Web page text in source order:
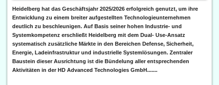
Heidelberg hat das Geschäftsjahr 2025/2026 erfolgreich genutzt, um ihre
Entwicklung zu einem breiter aufgestellten Technologieunternehmen
deutlich zu beschleunigen. Auf Basis seiner hohen Industrie- und
Systemkompetenz erschließt Heidelberg mit dem Dual- Use-Ansatz
systematisch zusätzliche Märkte in den Bereichen Defense, Sicherheit,
Energie, Ladeinfrastruktur und industrielle Systemlösungen. Zentraler
Baustein dieser Ausrichtung ist die Bündelung aller entsprechenden
Aktivitäten in der HD Advanced Technologies GmbH.......